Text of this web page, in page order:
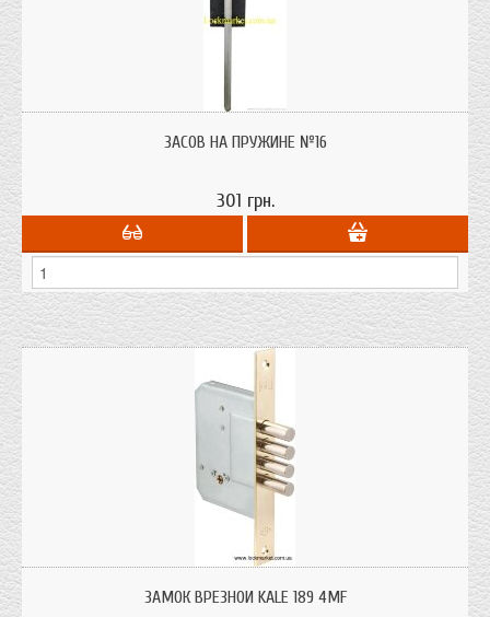
ЗАСОВ НА ПРУЖИНЕ №16
301 грн.
ЗАМОК ВРЕЗНОЙ KALE 189 4MF